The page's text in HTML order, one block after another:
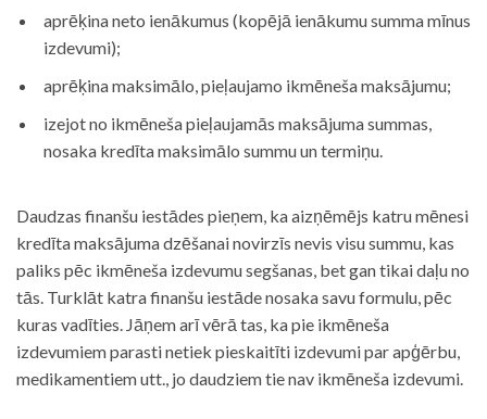
aprēķina neto ienākumus (kopējā ienākumu summa mīnus
izdevumi);
aprēķina maksimālo, pieļaujamo ikmēneša maksājumu;
izejot no ikmēneša pieļaujamās maksājuma summas,
nosaka kredīta maksimālo summu un termiņu.
Daudzas finanšu iestādes pieņem, ka aizņēmējs katru mēnesi
kredīta maksājuma dzēšanai novirzīs nevis visu summu, kas
paliks pēc ikmēneša izdevumu segšanas, bet gan tikai daļu no
tās. Turklāt katra finanšu iestāde nosaka savu formulu, pēc
kuras vadīties. Jāņem arī vērā tas, ka pie ikmēneša
izdevumiem parasti netiek pieskaitīti izdevumi par apģērbu,
medikamentiem utt., jo daudziem tie nav ikmēneša izdevumi.